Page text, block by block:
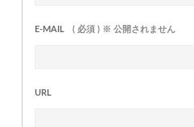
E-MAIL ( 必須 ) ※ 公開されません
URL